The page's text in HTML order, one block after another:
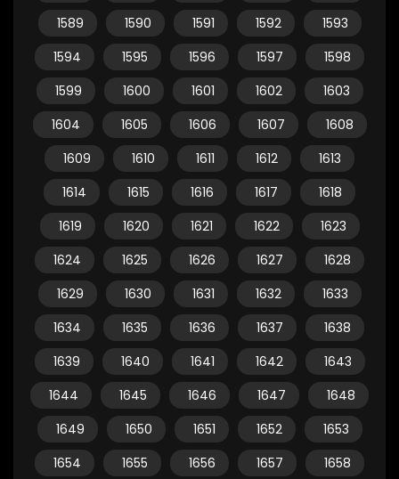
1589
1590 1591 1592
1593
1594
1595 1596 1597
1598
1599
1600 1601 1602
1603
1604
1605 1606 1607
1608
1609
1610 1611 1612
1613
1614
1615 1616 1617
1618
1619
1620 1621 1622
1623
1624
1625 1626 1627
1628
1629
1630 1631 1632
1633
1634
1635 1636 1637
1638
1639
1640 1641 1642
1643
1644
1645 1646 1647
1648
1649
1650 1651 1652
1653
1654
1655 1656 1657
1658